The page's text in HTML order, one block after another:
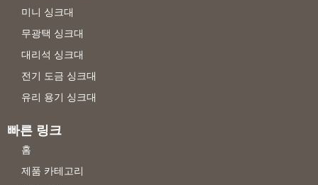
미니 싱크대
무광택 싱크대
대리석 싱크대
전기 도금 싱크대
유리 용기 싱크대
빠른 링크
홈
제품 카테고리